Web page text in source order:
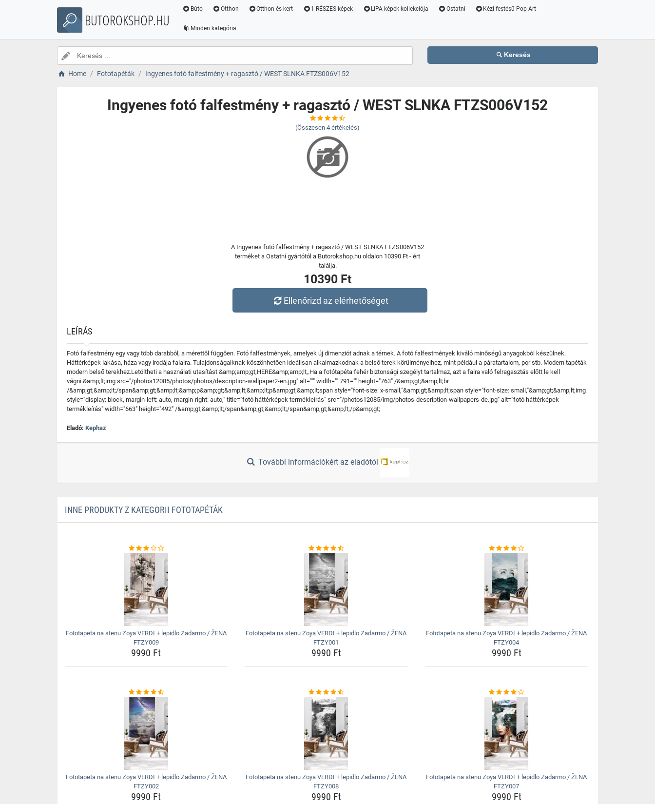
BUTOROKSHOP.HU
Búto Otthon Otthon és kert 1 RÉSZES képek LIPA képek kollekciója Ostatní Kézi festésű Pop Art
Minden kategória
Keresés
Home Fototapéták Ingyenes fotó falfestmény + ragasztó / WEST SLNKA FTZS006V152
Ingyenes fotó falfestmény + ragasztó / WEST SLNKA FTZS006V152
(Összesen 4 értékelés)
A Ingyenes fotó falfestmény + ragasztó / WEST SLNKA FTZS006V152
terméket a Ostatní gyártótól a Butorokshop.hu oldalon 10390 Ft - ért
találja.
10390 Ft
Ellenőrizd az elérhetőséget
LEÍRÁS
Fotó falfestmény egy vagy több darabból, a mérettől függően. Fotó falfestmények, amelyek új dimenziót adnak a térnek. A fotó falfestmények kiváló minőségű anyagokból készülnek.
Háttérképek lakása, háza vagy irodája falaira. Tulajdonságaiknak köszönhetően ideálisan alkalmazkodnak a belső terek körülményeihez, mint például a páratartalom, por stb. Modern tapéták
modern belső terekhez.Letöltheti a használati utasítást &amp;amp;gt,HERE&amp;amp;lt,.Ha a fotótapéta fehér biztonsági szegélyt tartalmaz, azt a falra való felragasztás előtt le kell
vágni.&amp;lt;img src="/photos12085/photos/photos/description-wallpaper2-en.jpg" alt=""" width="" 791="" height="763" /&amp;gt;&amp;lt;br
/&amp;gt;&amp;lt;/span&amp;gt;&amp;lt;&amp;p&amp;gt;&amp;lt;&amp;lt;p&amp;gt;&amp;lt;span style="font-size: x-small,"&amp;gt;&amp;lt;span style="font-size: small,"&amp;gt;&amp;lt;img
style="display: block, margin-left: auto, margin-right: auto," title="fotó háttérképek termékleírás" src="/photos12085/img/photos-description-wallpapers-de.jpg" alt="fotó háttérképek
termékleírás" width="663" height="492" /&amp;gt;&amp;lt;/span&amp;gt;&amp;lt;/span&amp;gt;&amp;lt;/p&amp;gt;
Eladó: Kephaz
További információkért az eladótól
INNE PRODUKTY Z KATEGORII FOTOTAPÉTÁK
Fototapeta na stenu Zoya VERDI + lepidlo Zadarmo / ŽENA
FTZY009
9990 Ft
Fototapeta na stenu Zoya VERDI + lepidlo Zadarmo / ŽENA
FTZY001
9990 Ft
Fototapeta na stenu Zoya VERDI + lepidlo Zadarmo / ŽENA
FTZY004
9990 Ft
Fototapeta na stenu Zoya VERDI + lepidlo Zadarmo / ŽENA
FTZY002
9990 Ft
Fototapeta na stenu Zoya VERDI + lepidlo Zadarmo / ŽENA
FTZY008
9990 Ft
Fototapeta na stenu Zoya VERDI + lepidlo Zadarmo / ŽENA
FTZY007
9990 Ft